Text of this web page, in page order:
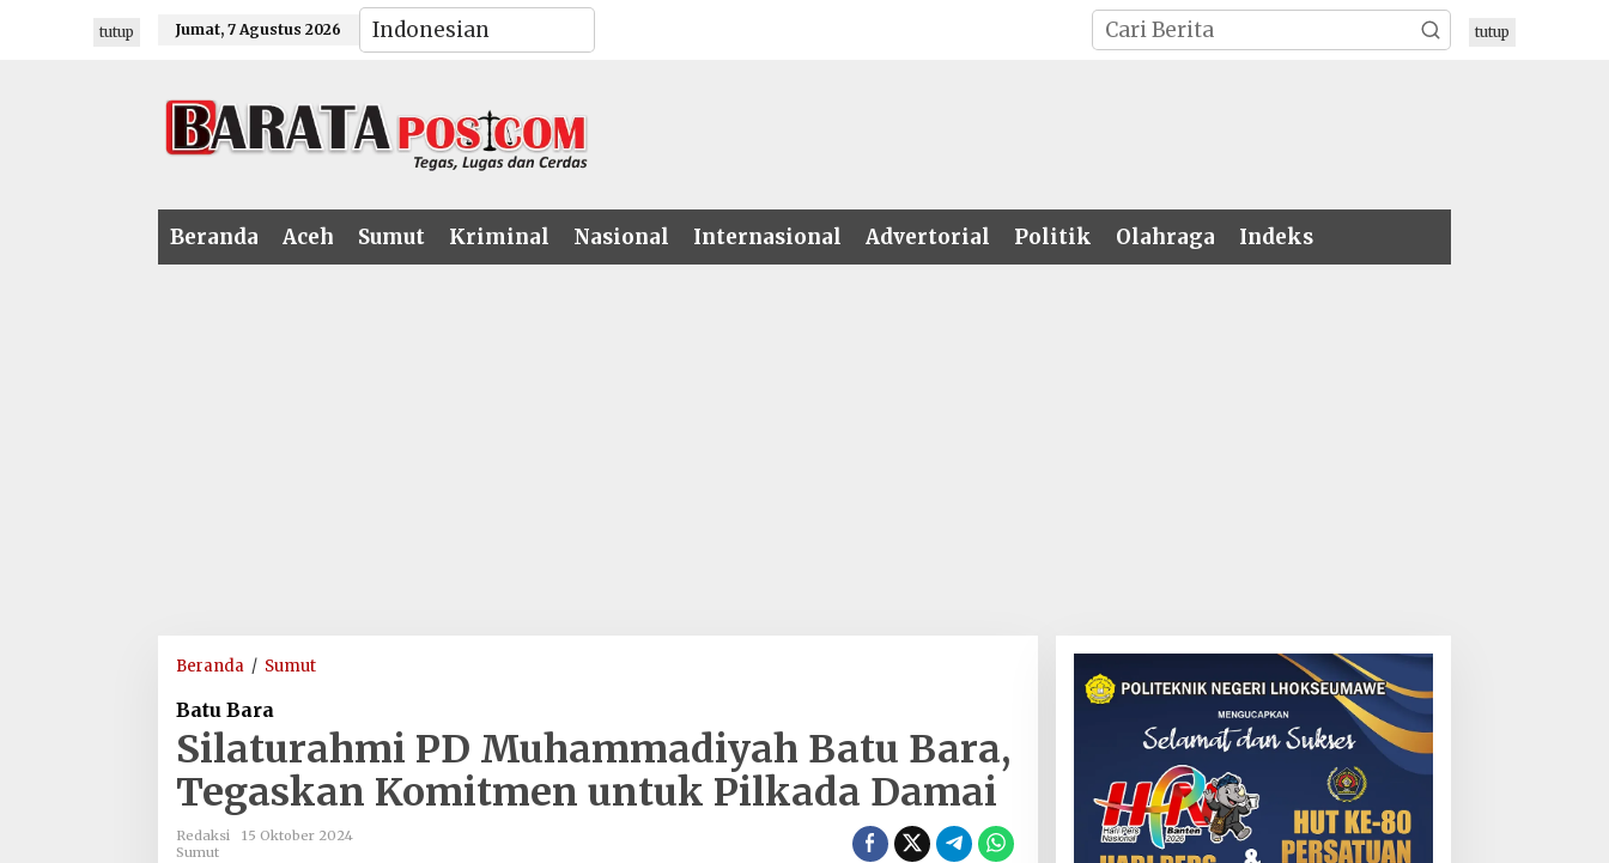
Jumat, 7 Agustus 2026
Beranda Aceh Sumut Kriminal Nasional Internasional Advertorial Politik Olahraga Indeks
tutup tutup
Beranda / SumutSilaturahmi
Batu
Tegaskan
Batu Bara
Silaturahmi PD Muhammadiyah Batu Bara,
Tegaskan Komitmen untuk Pilkada Damai
Redaksi
15 Oktober 2024
Sumut